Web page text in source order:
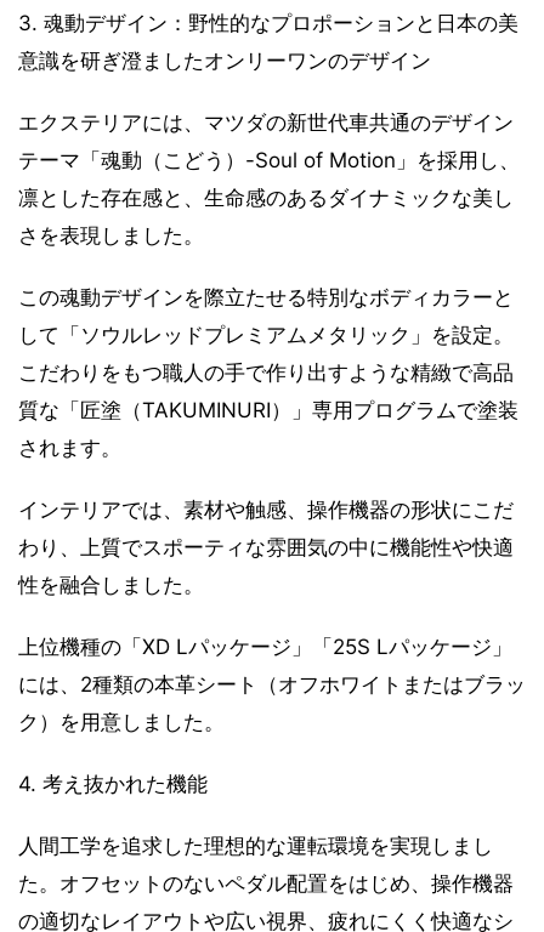
3. 魂動デザイン：野性的なプロポーションと日本の美
意識を研ぎ澄ましたオンリーワンのデザイン
エクステリアには、マツダの新世代車共通のデザイン
テーマ「魂動（こどう）-Soul of Motion」を採用し、
凛とした存在感と、生命感のあるダイナミックな美し
さを表現しました。
この魂動デザインを際立たせる特別なボディカラーと
して「ソウルレッドプレミアムメタリック」を設定。
こだわりをもつ職人の手で作り出すような精緻で高品
質な「匠塗（TAKUMINURI）」専用プログラムで塗装
されます。
インテリアでは、素材や触感、操作機器の形状にこだ
わり、上質でスポーティな雰囲気の中に機能性や快適
性を融合しました。
上位機種の「XD Lパッケージ」「25S Lパッケージ」
には、2種類の本革シート（オフホワイトまたはブラッ
ク）を用意しました。
4. 考え抜かれた機能
人間工学を追求した理想的な運転環境を実現しまし
た。オフセットのないペダル配置をはじめ、操作機器
の適切なレイアウトや広い視界、疲れにくく快適なシ